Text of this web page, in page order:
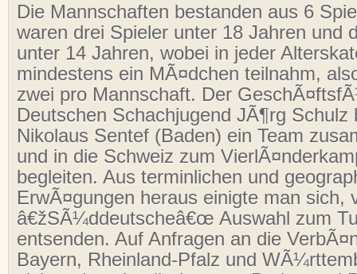
Die Mannschaften bestanden aus 6
waren drei Spieler unter 18 Jahren und
unter 14 Jahren, wobei in jeder
mindestens ein MÃ¤dchen teilnahm,
zwei pro Mannschaft. Der
Deutschen Schachjugend JÃ¶rg Schulz
Nikolaus Sentef (Baden) ein Team
und in die Schweiz zum
begleiten. Aus terminlichen und
ErwÃ¤gungen heraus einigte man sich,
â€žSÃ¼ddeutscheâ€œ Auswahl zum
entsenden. Auf Anfragen an die
Bayern, Rheinland-Pfalz und